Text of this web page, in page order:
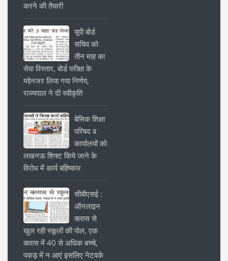
करने की तैयारी
यूपी बोर्ड
सचिव को
तीन माह का
सेवा विस्तार, बोर्ड परीक्षा के
मद्देनजर लिया गया निर्णय,
राज्यपाल ने दी स्वीकृति
बेसिक शिक्षा
परिषद व
कार्यालयों को
लखनऊ शिफ्ट किये जाने के
विरोध में कार्य बहिष्कार
सीबीएसई :
ऑनलाइन
क्लास से
खुल रही स्कूलों की पोल, एक
क्लास में 40 से अधिक बच्चे,
पकड़ में न आएं इसलिए नेटवर्क